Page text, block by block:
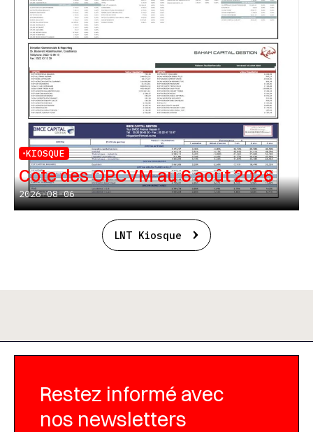
KIOSQUE
Cote des OPCVM au 6 août 2026
2026-08-06
LNT Kiosque
Restez informé avec
nos newsletters